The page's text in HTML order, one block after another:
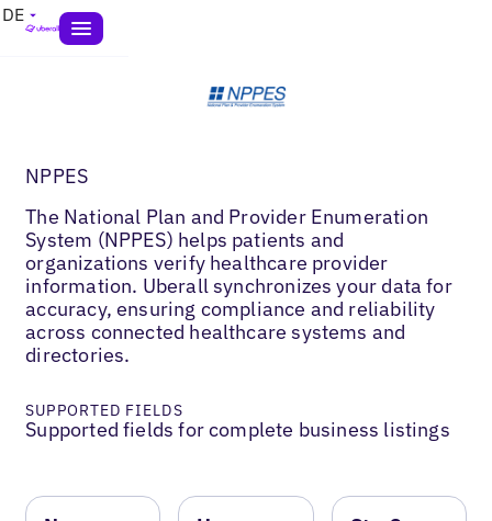
DE
NPPES
The National Plan and Provider Enumeration
System (NPPES) helps patients and
organizations verify healthcare provider
information. Uberall synchronizes your data for
accuracy, ensuring compliance and reliability
across connected healthcare systems and
directories.
SUPPORTED FIELDS
Supported fields for complete business listings